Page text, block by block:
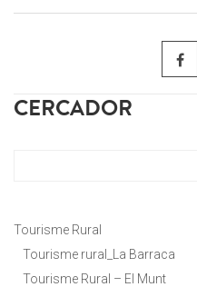
CERCADOR
Tourisme Rural
Tourisme rural_La Barraca
Tourisme Rural – El Munt